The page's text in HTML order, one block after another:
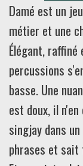
Damé est un
métier et une
Élégant,
percussions
basse. Une
est doux, il
singjay dans
phrases et